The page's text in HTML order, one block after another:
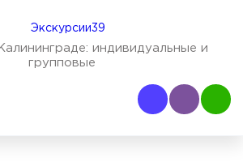
индивидуальные и
групповые
Наш Viber
Наш